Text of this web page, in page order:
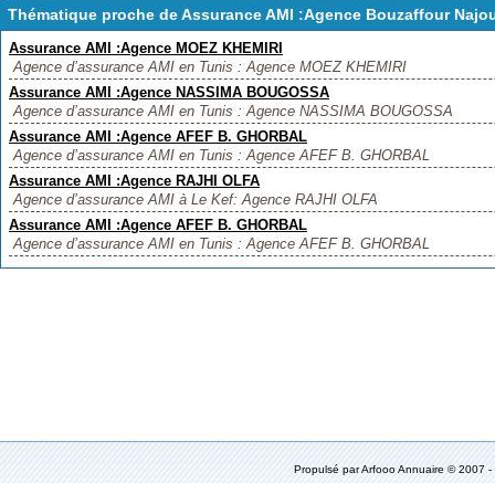
Thématique proche de Assurance AMI :Agence Bouzaffour
Assurance AMI :Agence MOEZ KHEMIRI
Agence d’assurance AMI en Tunis : Agence MOEZ KHEMIRI
Assurance AMI :Agence NASSIMA BOUGOSSA
Agence d’assurance AMI en Tunis : Agence NASSIMA BOUGOSSA
Assurance AMI :Agence AFEF B. GHORBAL
Agence d’assurance AMI en Tunis : Agence AFEF B. GHORBAL
Assurance AMI :Agence RAJHI OLFA
Agence d’assurance AMI à Le Kef: Agence RAJHI OLFA
Assurance AMI :Agence AFEF B. GHORBAL
Agence d’assurance AMI en Tunis : Agence AFEF B. GHORBAL
Propulsé parArfooo Annuaire © 2007